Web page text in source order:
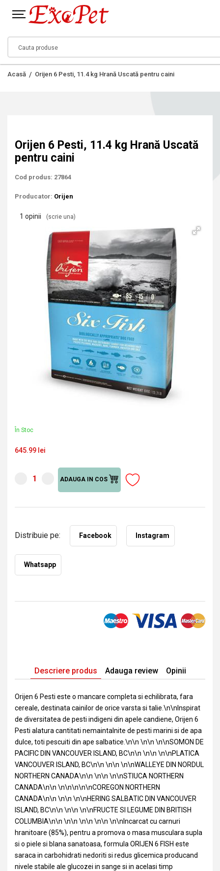
Acasă Orijen 6 Pesti, 11.4 kg Hrană Uscată pentru caini
Descriere produs Adauga review Opinii
Orijen 6 Pesti este o mancare completa si echilibrata, fara
cereale, destinata cainilor de orice varsta si talie.\n\nInspirat
de diversitatea de pesti indigeni din apele candiene, Orijen 6
Pesti alatura cantitati nemaintalnite de pesti marini si de apa
dulce, toti pescuiti din ape salbatice.\n\n \n\n \n\nSOMON DE
PACIFIC DIN VANCOUVER ISLAND, BC\n\n \n\n \n\nPLATICA
VANCOUVER ISLAND, BC\n\n \n\n \n\nWALLEYE DIN NORDUL
NORTHERN CANADA\n\n \n\n \n\nSTIUCA NORTHERN
CANADA\n\n \n\n\n\n\nCOREGON NORTHERN
CANADA\n\n \n\n \n\nHERING SALBATIC DIN VANCOUVER
ISLAND, BC\n\n \n\n \n\nFRUCTE SI LEGUME DIN BRITISH
COLUMBIA\n\n \n\n \n\n \n\n \n\nIncarcat cu carnuri
hranitoare (85%), pentru a promova o masa musculara supla
si o piele si blana sanatoasa, formula ORIJEN 6 FISH este
saraca in carbohidrati nedoriti si redus glicemica producand
nivele stabile ale glucozei in sange si in acelasi timp
Orijen 6 Pesti, 11.4 kg Hrană Uscată
pentru caini
Cod produs: 27864
Producator: Orijen
1 opinii (scrie una)
În Stoc
645.99 lei
ADAUGA IN COS
Distribuie pe: Facebook Instagram
Whatsapp